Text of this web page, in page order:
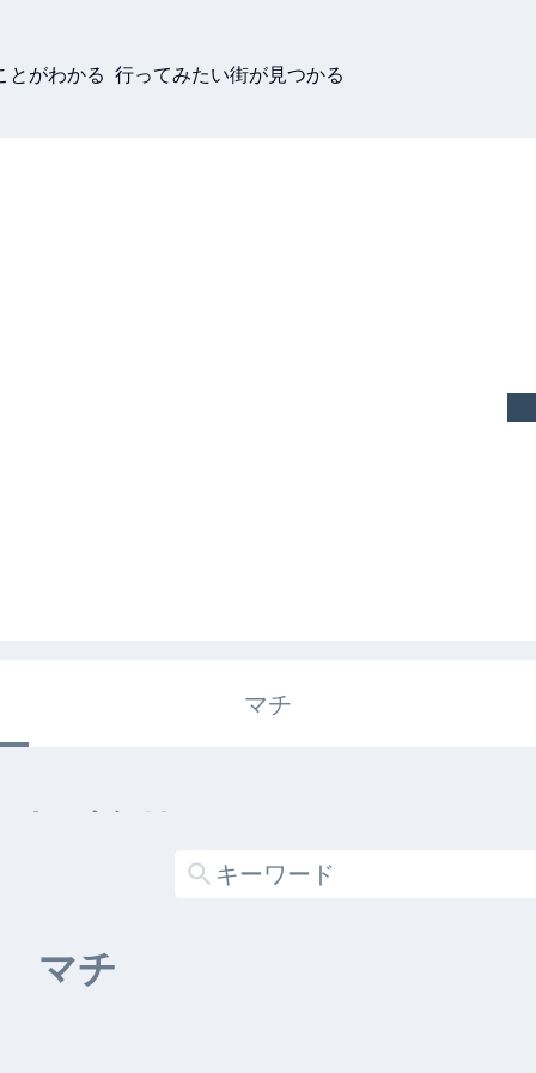
とがわかる 行ってみたい街が見つかる
マチ
キガタリ
マチ